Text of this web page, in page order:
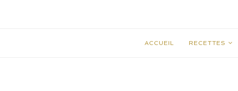
ACCUEIL RECETTES